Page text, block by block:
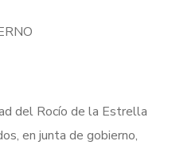
del Rocío de la Estrella
en junta de gobierno,